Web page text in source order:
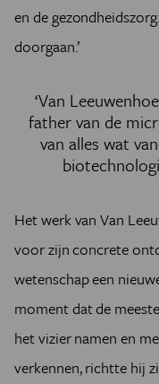
en de
doorgaan.’
‘Van
father van de
van alles wat
Het werk van Van
voor zijn concrete
wetenschap een
moment dat de
het vizier namen en
verkennen, richtte hij